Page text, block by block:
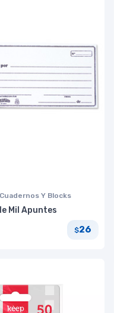
Cuadernos Y Blocks
Mil Apuntes
$26